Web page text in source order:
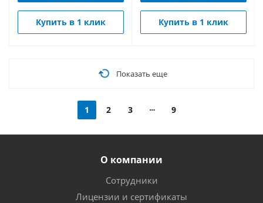
Купить в 1 клик Купить в 1 клик
Показать еще
1 2 3 9
О компании
Сотрудники
Лицензии и сертификаты